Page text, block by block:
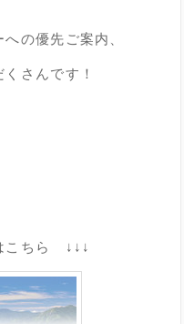
の優先ご案内、
さんです！
こちら ↓↓↓